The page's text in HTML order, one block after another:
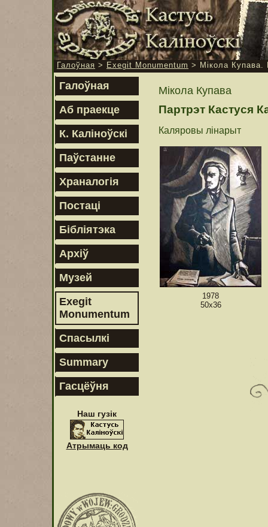
Галоўная > Exegit Monumentum > Мікола Купава.
Галоўная
Аб праекце
К. Каліноўскі
Паўстанне
Храналогія
Постаці
Бібліятэка
Архіў
Музей
Exegit
Monumentum
Спасылкі
Summary
Гасцёўня
Наш гузік
Атрымаць код
Мікола Купава
Партрэт Кастуся
Каляровы лінарыт
1978
50х36